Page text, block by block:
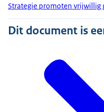
Strategie promoten vrijwillig
Dit document is